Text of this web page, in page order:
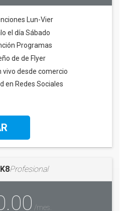
Lun-Vier
el día Sábado
Programas
de de Flyer
vivo desde comercio
en Redes Sociales
Profesional
/mes.